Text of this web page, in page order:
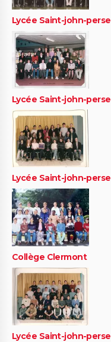
Lycée Saint-john-perse
Lycée Saint-john-perse
Lycée Saint-john-perse
Collège Clermont
Lycée Saint-john-perse